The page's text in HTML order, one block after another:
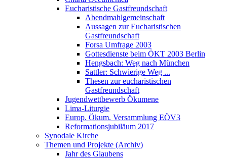
Eucharistische Gastfreundschaft
Abendmahlgemeinschaft
Aussagen zur Eucharistischen
Gastfreundschaft
Forsa Umfrage 2003
Gottesdienste beim ÖKT 2003 Berlin
Hengsbach: Weg nach München
Sattler: Schwierige Weg ...
Thesen zur eucharistischen
Gastfreundschaft
Jugendwettbewerb Ökumene
Lima-Liturgie
Europ. Ökum. Versammlung EÖV3
Reformationsjubiläum 2017
Synodale Kirche
Themen und Projekte (Archiv)
Jahr des Glaubens